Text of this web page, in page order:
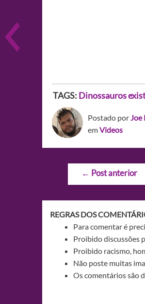
TAGS: Dinossauros
Postado porJoe
emVideos
Navegação
← Post anterior
REGRAS DOS
Para comentar é
Proibido discussões
Proibido racismo,
Não poste muitas
Os comentários são